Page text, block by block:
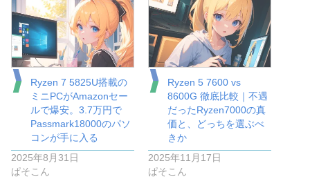
Ryzen 7 5825U搭載の
ミニPCがAmazonセー
ルで爆安。3.7万円で
Passmark18000のパソ
コンが手に入る
2025年8月31日
ぱそこん
Ryzen 5 7600 vs
8600G 徹底比較｜不遇
だったRyzen7000の真
価と、どっちを選ぶべ
きか
2025年11月17日
ぱそこん